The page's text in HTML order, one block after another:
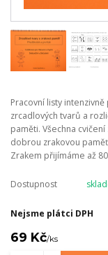
Pracovní listy
zrcadlových tvarů a
paměti. Všechna
dobrou zrakovou
Zrakem přijímáme až
Dostupnost
Nejsme plátci DPH
69 Kč/ks